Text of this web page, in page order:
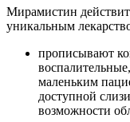
Мирамистин
уникальным
прописывают
маленьким
доступной
возможности